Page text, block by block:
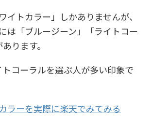
イトカラー」しかありませんが、
は「ブルージーン」「ライトコー
ります。
コーラルを選ぶ人が多い印象で
ラーを実際に楽天でみてみる